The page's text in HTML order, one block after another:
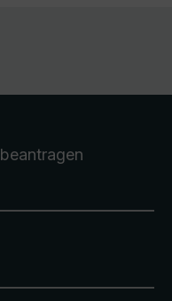
beantragen